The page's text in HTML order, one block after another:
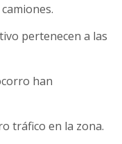
pertenecen a las
han
tráfico en la zona.